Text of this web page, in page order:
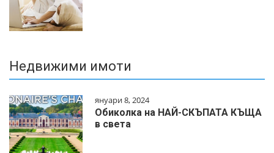
Недвижими имоти
януари 8, 2024
Обиколка на НАЙ-СКЪПАТА КЪЩА
в света